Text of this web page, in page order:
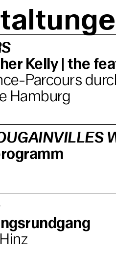
Kelly | the
Parcours
Hamburg